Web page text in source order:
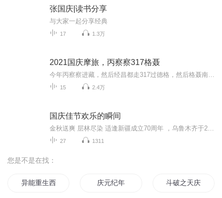
张国庆|读书分享
与大家一起分享经典
17 1.3万
2021国庆摩旅，丙察察317格聂
15 2.4万
国庆佳节欢乐的瞬间
27 1311
您是不是在找：
异能重生西门庆 庆元纪年 斗破之天庆焰火